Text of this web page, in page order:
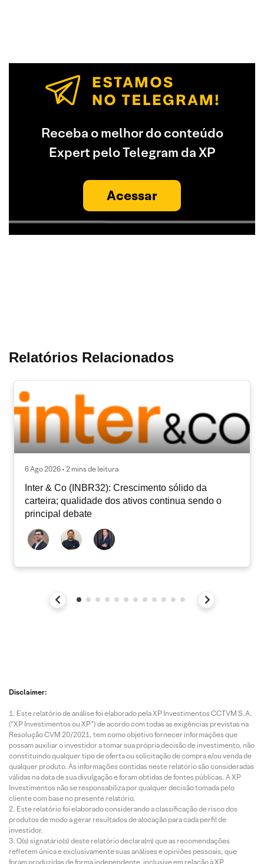
Receba o melhor do conteúdo
Expert pelo Telegram da XP
Acessar
Relatórios Relacionados
6 Ago 2026 • 2 mins de leitura
Inter & Co (INBR32): Crescimento sólido da
carteira; qualidade dos ativos continua sendo o
principal debate
Disclaimer:
Este relatório de análise foi elaborado pela XP Investimentos CCTVM S.A.
(“XP Investimentos ou XP”) de acordo com todas as exigências previstas na
Resolução CVM 20/2021, tem como objetivo fornecer informações que
possam auxiliar o investidor a tomar sua própria decisão de investimento, não
constituindo qualquer tipo de oferta ou solicitação de compra e/ou venda de
qualquer produto. As informações contidas neste relatório são consideradas
válidas na data de sua divulgação e foram obtidas de fontes públicas. A XP
Investimentos não se responsabiliza por qualquer decisão tomada pelo
cliente com base no presente relatório.
Este relatório foi elaborado considerando a classificação de risco dos
produtos de modo a gerar resultados de alocação para cada perfil de
investidor.
O(s) signatário(s) deste relatório declara(m) que as recomendações
refletem única e exclusivamente suas análises e opiniões pessoais, que
foram produzidas de forma independente, inclusive em relação à XP